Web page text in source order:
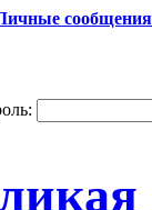
сообщения